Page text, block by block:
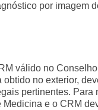
por imagem
válido no
no exterior,
pertinentes. Para
e o CRM